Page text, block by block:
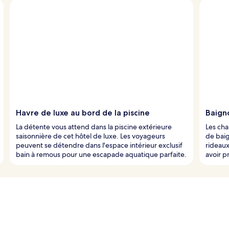
Havre de luxe au bord de la piscine
La détente vous attend dans la piscine extérieure
saisonnière de cet hôtel de luxe. Les voyageurs
peuvent se détendre dans l'espace intérieur exclusif
bain à remous pour une escapade aquatique parfaite.
Les
de
avoir